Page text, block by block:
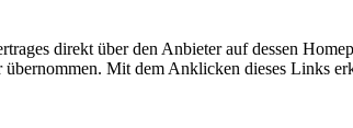
direkt über den Anbieter auf dessen
Mit dem Anklicken dieses Links